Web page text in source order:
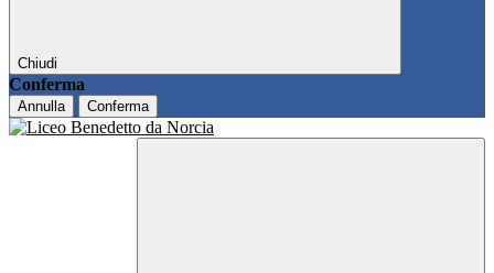
Chiudi
Conferma
Annulla Conferma